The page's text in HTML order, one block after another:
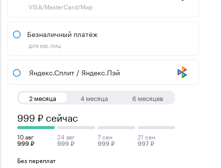
VISA/MasterCard/Мир
Безналичный платёж
для юр.лиц
Яндекс.Сплит / Яндекс.Пэй
2 месяца 4 месяца 6 месяцев
999 ₽ сейчас
10 авг
999 ₽
24 авг
999 ₽
7 сен
999 ₽
21 сен
997 ₽
Без переплат